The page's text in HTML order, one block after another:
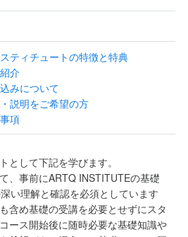
ティチュートの特徴と特典
介
みについて
説明をご希望の方
項
として下記を学びます。
、事前にARTQ INSTITUTEの基礎
い理解と確認を必須としています
含め基礎の受講を必要とせずにスタ
ース開始後に随時必要な基礎知識や